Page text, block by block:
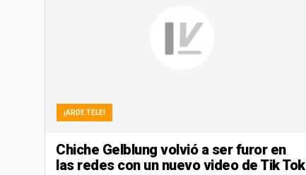
¡ARDE TELE!
Chiche Gelblung volvió a ser furor en
las redes con un nuevo video de Tik Tok